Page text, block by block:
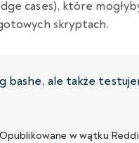
cases), które
skryptach.
bashe, ale także
Opublikowane w wątku